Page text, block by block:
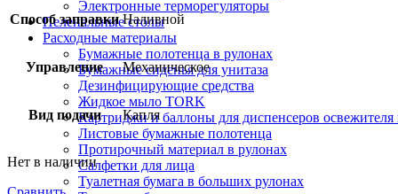
Электронные терморегуляторы
Пеленальные столы
Расходные материалы
Бумажные полотенца в рулонах
Бумажные сиденья для унитаза
Дезинфицирующие средства
Жидкое мыло TORK
Картриджи и баллоны для диспенсеров освежителя
Листовые бумажные полотенца
Протирочный материал в рулонах
Салфетки для лица
Туалетная бумага в больших рулонах
Способ заправки Наливной
Управление Механическое
Вид подачи Капля
Нет в наличии